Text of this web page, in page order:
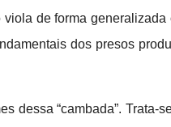
de forma
dos presos
dessa “cambada”. Trata-